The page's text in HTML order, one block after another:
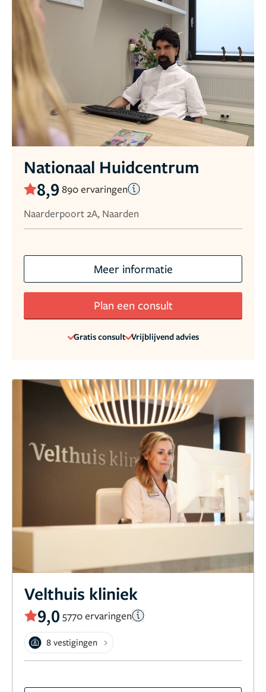
Nationaal Huidcentrum
8,9 890 ervaringen
Naarderpoort 2A, Naarden
Meer informatie
Plan een consult
Gratis consult Vrijblijvend advies
Velthuis kliniek
9,0 5770 ervaringen
8 vestigingen